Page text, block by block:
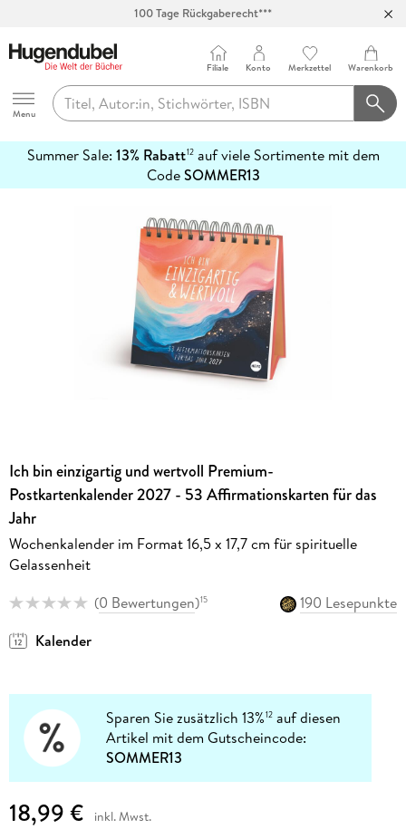
100 Tage Rückgaberecht***
Hugendubel
Menu
Filiale Konto Merkzettel Warenkorb
Summer Sale: 13% Rabatt12auf viele Sortimente mit dem
CodeSOMMER13
erfahren
Ich bin einzigartig und wertvoll Premium-
Postkartenkalender 2027 - 53 Affirmationskarten für das
Jahr
Wochenkalender im Format 16,5 x 17,7 cm für spirituelle
Gelassenheit
(0 Bewertungen)15
190 Lesepunkte
Kalender
Sparen Sie zusätzlich 13%12 auf diesen
Artikel mit dem Gutscheincode:
SOMMER13
18,99 € inkl. Mwst.